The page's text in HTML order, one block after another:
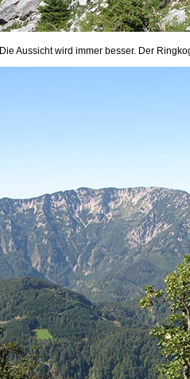
Die Aussicht wird immer besser. Der